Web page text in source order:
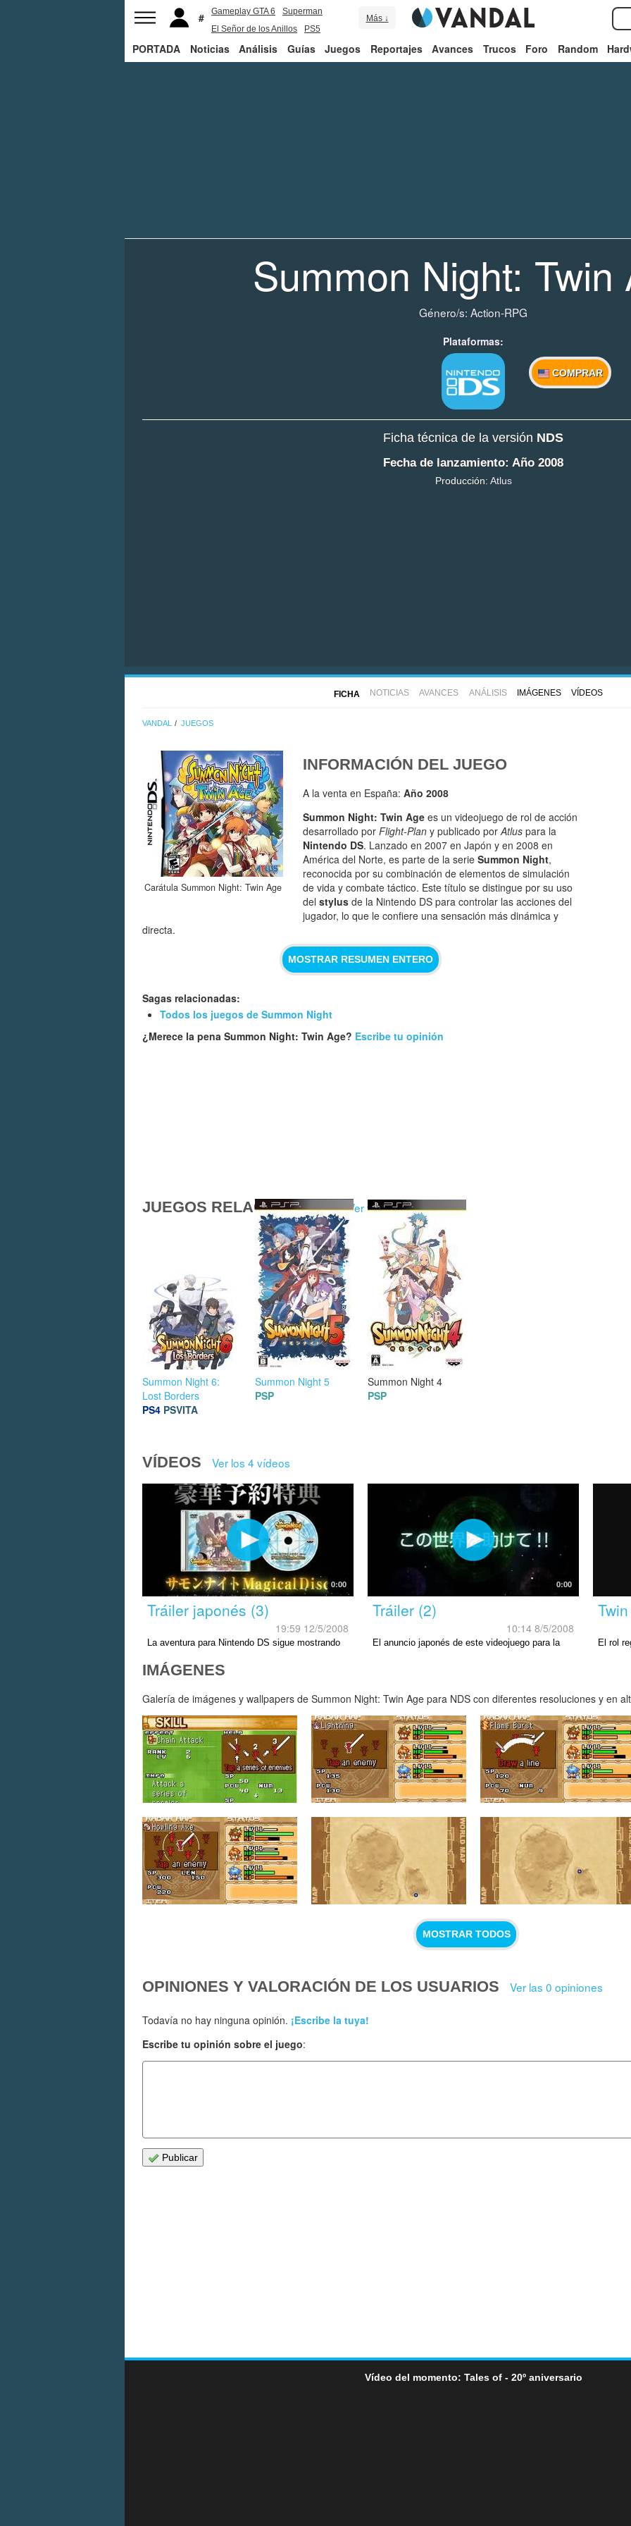
Gameplay GTA 6
Superman
El Señor de los Anillos
PS5
Más ↓
PORTADA Noticias Análisis Guías Juegos Reportajes Avances Trucos Foro Random
Summon Night: Twin
Género/s: Action-RPG
Plataformas:
COMPRAR
Ficha técnica de la versión NDS
Fecha de lanzamiento: Año 2008
Producción: Atlus
FICHA NOTICIAS AVANCES ANÁLISIS IMÁGENES VÍDEOS
VANDAL JUEGOS
Carátula Summon Night: Twin Age
INFORMACIÓN DEL JUEGO
A la venta en España: Año 2008
Summon Night: Twin Age es un videojuego de rol de acción
desarrollado por Flight-Plan y publicado porAtlus para la
Nintendo DS. Lanzado en 2007 en Japón y en 2008 en
América del Norte, es parte de la serie Summon Night,
reconocida por su combinación de elementos de simulación
de vida y combate táctico. Este título se distingue por su uso
del stylus de la Nintendo DS para controlar las acciones del
jugador, lo que le confiere una sensación más dinámica y
directa.
MOSTRAR RESUMEN ENTERO
Sagas relacionadas:
Todos los juegos de Summon Night
¿Merece la pena Summon Night: Twin Age? Escribe tu opinión
JUEGOS RELACIONADOS Ver todos
Summon Night 6:
Lost Borders
PS4 PSVITA
Summon Night 5
PSP
Summon Night 4
PSP
VÍDEOS Ver los 4 vídeos
0:00
Tráiler japonés (3)
19:59 12/5/2008
La aventura para Nintendo DS sigue mostrando
0:00
Tráiler (2)
10:14 8/5/2008
El anuncio japonés de este videojuego para la
El rol
IMÁGENES
Galería de imágenes y wallpapers de Summon Night: Twin Age para NDS con diferentes resoluciones y en
MOSTRAR TODOS
OPINIONES Y VALORACIÓN DE LOS USUARIOS Ver las 0 opiniones
Todavía no hay ninguna opinión. ¡Escribe la tuya!
Escribe tu opinión sobre el juego:
Publicar
Vídeo del momento: Tales of - 20º aniversario